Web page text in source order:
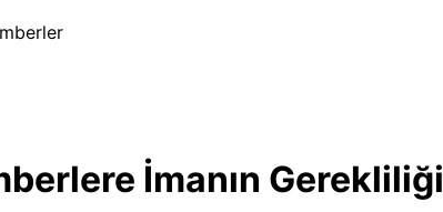
İmanın Gerekliliği